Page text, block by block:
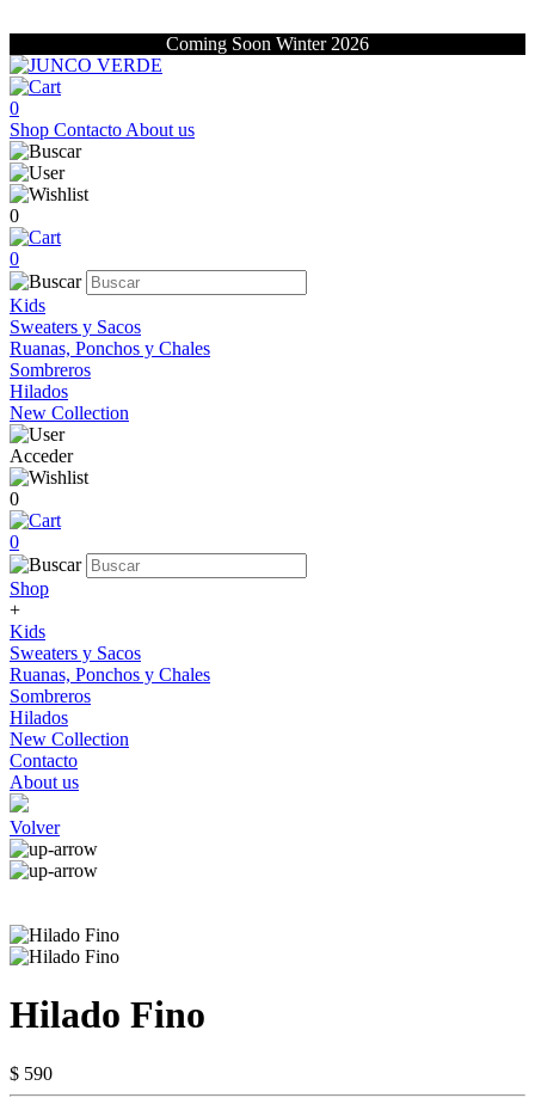
Coming Soon Winter 2026
0
Shop Contacto About us
0
0
Kids
Sweaters y Sacos
Ruanas, Ponchos y Chales
Sombreros
Hilados
New Collection
Acceder
0
0
Shop
+
Kids
Sweaters y Sacos
Ruanas, Ponchos y Chales
Sombreros
Hilados
New Collection
Contacto
About us
Volver
Hilado Fino
$ 590